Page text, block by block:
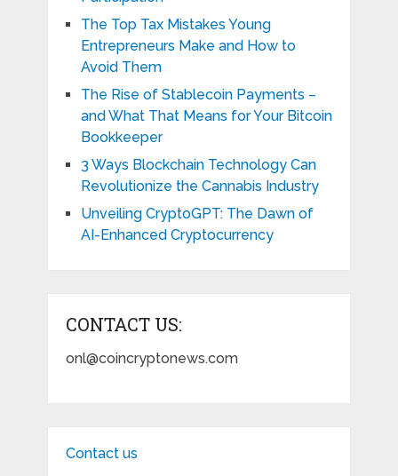
The Top Tax Mistakes Young
Entrepreneurs Make and How to
Avoid Them
The Rise of Stablecoin Payments –
and What That Means for Your Bitcoin
Bookkeeper
3 Ways Blockchain Technology Can
Revolutionize the Cannabis Industry
Unveiling CryptoGPT: The Dawn of
AI-Enhanced Cryptocurrency
CONTACT US:
onl@coincryptonews.com
Contact us